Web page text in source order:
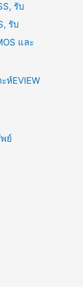
รับ
รับ
และ
ห์EVIEW
ย์